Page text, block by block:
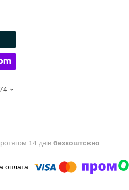
14 днів безкоштовно